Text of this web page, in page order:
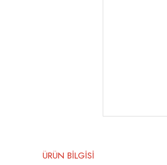
ÜRÜN BİLGİSİ